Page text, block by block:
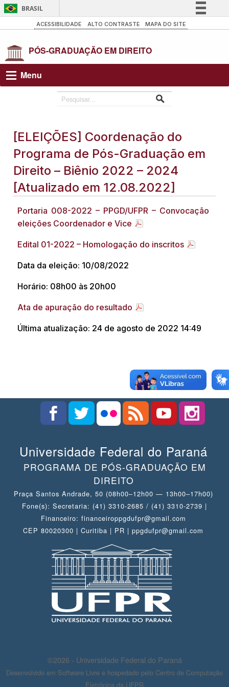
BRASIL
Simplifique!
Participe
Legislação
Canais
ACESSIBILIDADE ALTO CONTRASTE MAPA DO SITE
Menu
[ELEIÇÕES] Coordenação do
Programa de Pós-Graduação em
Direito – Biênio 2022 – 2024
[Atualizado em 12.08.2022]
Portaria 008-2022 – PPGD/UFPR – Convocação
eleições Coordenador e Vice
Edital 01-2022 – Homologação do inscritos
Data da eleição: 10/08/2022
Horário: 08h00 às 20h00
Ata de apuração do resultado
Última atualização: 24 de agosto de 2022 14:49
Universidade Federal do Paraná
PROGRAMA DE PÓS-GRADUAÇÃO EM
DIREITO
Praça Santos Andrade, 50 (08h00–12h00 — 13h00–17h00)
Fone(s): Secretaria: (41) 3310-2685 / (41) 3310-2739 |
Financeiro: financeiroppgdufpr@gmail.com
CEP 80020300 | Curitiba | PR | ppgdufpr@gmail.com
©2026 - Universidade Federal do Paraná
Desenvolvido em Software Livre e hospedado pelo Centro de Computação
Eletrônica da UFPR